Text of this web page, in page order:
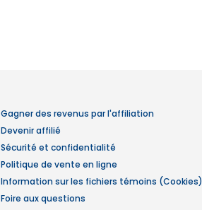
Gagner des revenus par l'affiliation
Devenir affilié
Sécurité et confidentialité
Politique de vente en ligne
Information sur les fichiers témoins (Cookies)
Foire aux questions